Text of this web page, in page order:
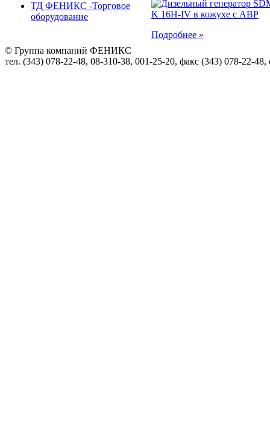
ТД ФЕНИКС -Торговое
оборудование
Подробнее »
© Группа компаний ФЕНИКС
тел. (343) 078-22-48, 08-310-38, 001-25-20, факс (343) 078-22-